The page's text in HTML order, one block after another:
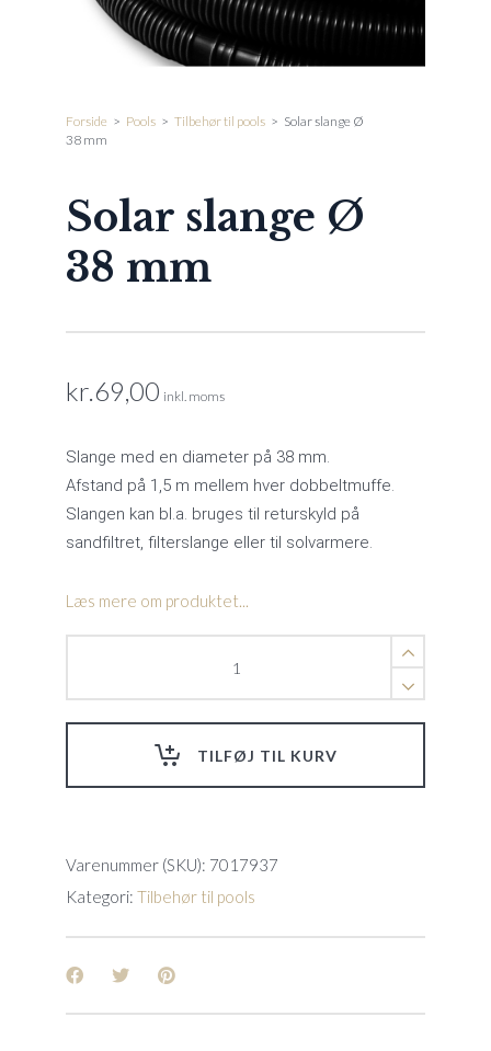
Forside > Pools > Tilbehør til pools > Solar slange Ø
38 mm
Solar slange Ø
38 mm
kr.69,00 inkl. moms
Slange med en diameter på 38 mm.
Afstand på 1,5 m mellem hver dobbeltmuffe.
Slangen kan bl.a. bruges til returskyld på
sandfiltret, filterslange eller til solvarmere.
Læs mere om produktet...
TILFØJ TIL KURV
Varenummer (SKU): 7017937
Kategori: Tilbehør til pools